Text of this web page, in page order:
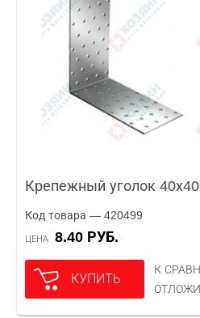
Крепежный уголок
Код товара — 420499
ЦЕНА 8.40 РУБ.
КУПИТЬ
К